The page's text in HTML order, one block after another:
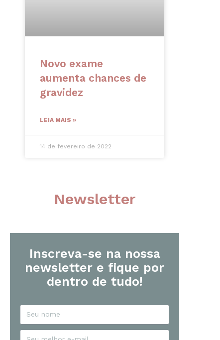
Novo exame
aumenta chances de
gravidez
LEIA MAIS »
14 de fevereiro de 2022
Newsletter
Inscreva-se na nossa
newsletter e fique por
dentro de tudo!